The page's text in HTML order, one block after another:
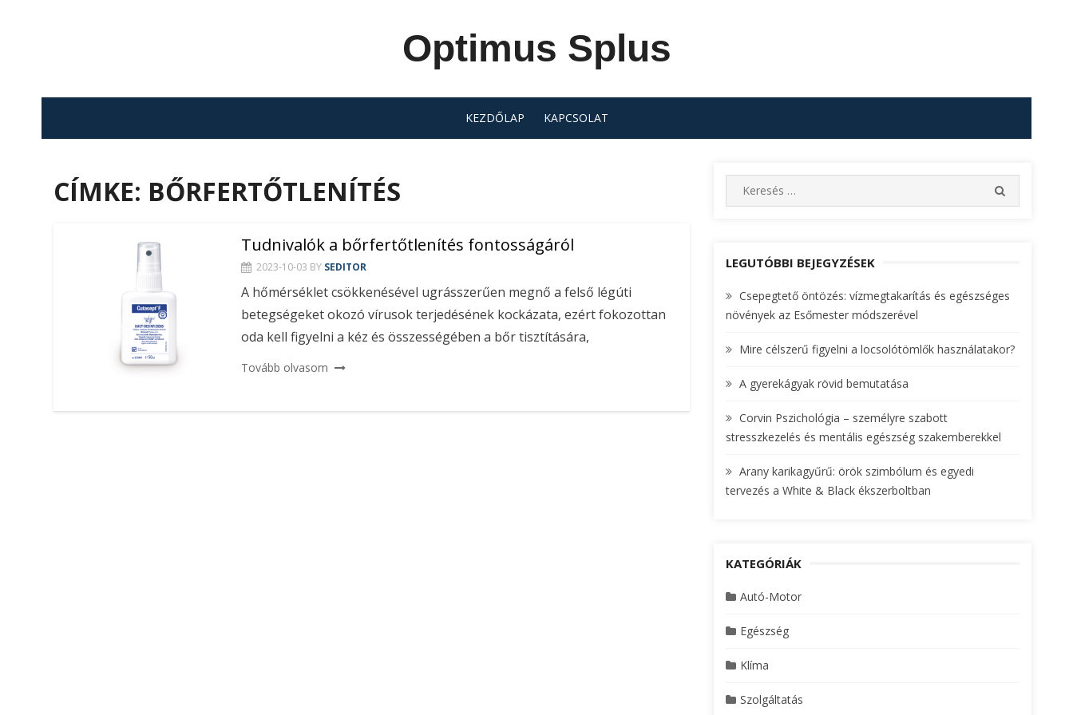
Optimus Splus
KEZDŐLAP KAPCSOLAT
CÍMKE: BŐRFERTŐTLENÍTÉS
Tudnivalók a bőrfertőtlenítés fontosságáról
2023-10-03 BY SEDITOR
A hőmérséklet csökkenésével ugrásszerűen megnő a felső légúti
betegségeket okozó vírusok terjedésének kockázata, ezért fokozottan
oda kell figyelni a kéz és összességében a bőr tisztítására,
Tovább olvasom
e
c
f
o
:
E
LEGUTÓBBI BEJEGYZÉSEK
Csepegtető öntözés: vízmegtakarítás és egészséges
növények az Esőmester módszerével
Mire célszerű figyelni a locsolótömlők használatakor?
A gyerekágyak rövid bemutatása
Corvin Pszichológia – személyre szabott
stresszkezelés és mentális egészség szakemberekkel
Arany karikagyűrű: örök szimbólum és egyedi
tervezés a White & Black ékszerboltban
KATEGÓRIÁK
Autó-Motor
Egészség
Klíma
Szolgáltatás